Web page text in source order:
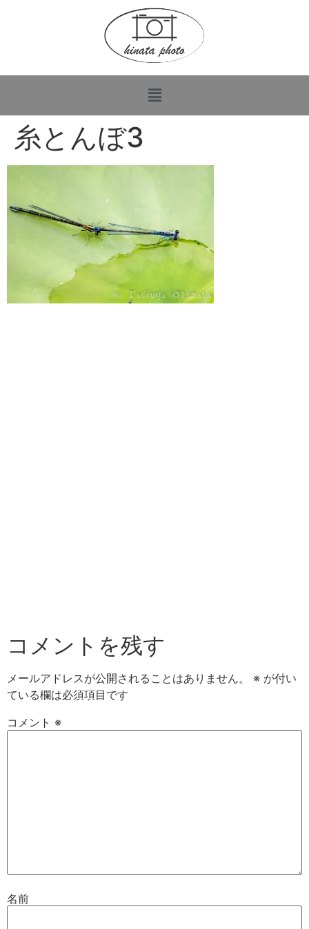
糸とんぼ3
コメントを残す
メールアドレスが公開されることはありません。 ※ が付い
ている欄は必須項目です
コメント ※
名前